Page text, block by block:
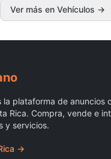
Ver más en Vehículos →
la plataforma de anuncios
Rica. Compra, vende e
y servicios.
→